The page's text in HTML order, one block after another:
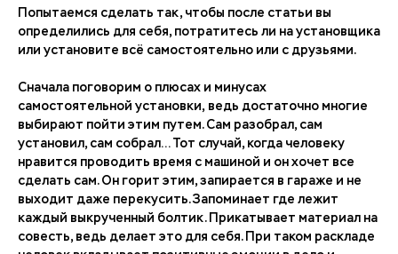
Попытаемся сделать так, чтобы после статьи вы
определились для себя, потратитесь ли на установщика
или установите всё самостоятельно или с друзьями.
Сначала поговорим о плюсах и минусах
самостоятельной установки, ведь достаточно многие
выбирают пойти этим путем. Сам разобрал, сам
установил, сам собрал… Тот случай, когда человеку
нравится проводить время с машиной и он хочет все
сделать сам. Он горит этим, запирается в гараже и не
выходит даже перекусить. Запоминает где лежит
каждый выкрученный болтик. Прикатывает материал на
совесть, ведь делает это для себя. При таком раскладе